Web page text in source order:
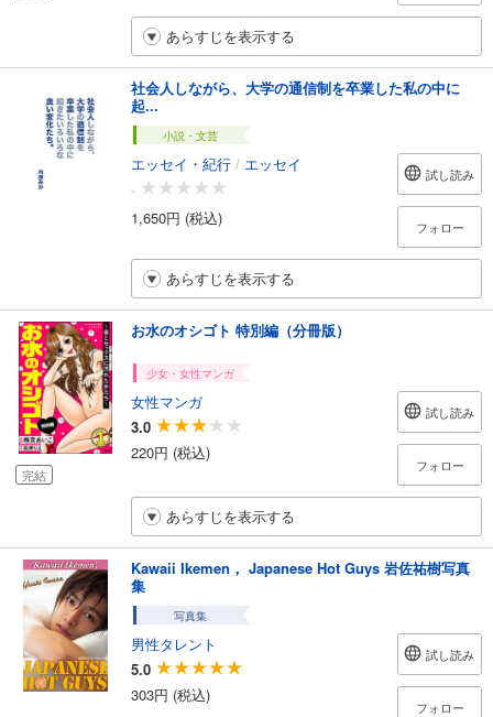
あらすじを表示する
社会人しながら、大学の通信制を卒業した私の中に
起...
小説・文芸
エッセイ・紀行 / エッセイ
-
1,650円 (税込)
試し読み
フォロー
あらすじを表示する
完結
お水のオシゴト 特別編（分冊版）
少女・女性マンガ
女性マンガ
3.0
220円 (税込)
試し読み
フォロー
あらすじを表示する
Kawaii Ikemen， Japanese Hot Guys 岩佐祐樹写真
集
写真集
男性タレント
5.0
303円 (税込)
試し読み
フォロー